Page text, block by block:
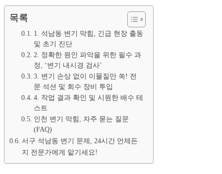
목록
1. 석남동 변기 막힘, 긴급 현장 출동
및 초기 진단
2. 정확한 원인 파악을 위한 필수 과
정, ‘변기 내시경 검사’
3. 변기 손상 없이 이물질만 쏙! 전
문 석션 및 회수 장비 투입
4. 작업 결과 확인 및 시원한 배수 테
스트
인천 변기 막힘, 자주 묻는 질문
(FAQ)
서구 석남동 변기 문제, 24시간 언제든
지 전문가에게 맡기세요!